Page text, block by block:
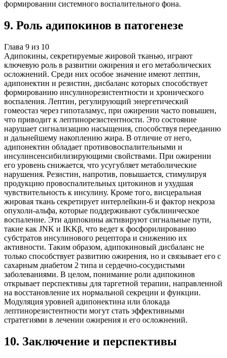
формировании системного воспалительного фона.
9. Роль адипокинов в патогенезе
Глава 9 из 10
Адипокины, секретируемые жировой тканью, играют
ключевую роль в развитии ожирения и его метаболических
осложнений. Среди них особое значение имеют лептин,
адипонектин и резистин, дисбаланс которых способствует
формированию инсулинорезистентности и хронического
воспаления. Лептин, регулирующий энергетический
гомеостаз через гипоталамус, при ожирении часто повышен,
что приводит к лептинорезистентности. Это состояние
нарушает сигнализацию насыщения, способствуя перееданию
и дальнейшему накоплению жира. В отличие от него,
адипонектин обладает противовоспалительными и
инсулинсенсибилизирующими свойствами. При ожирении
его уровень снижается, что усугубляет метаболические
нарушения. Резистин, напротив, повышается, стимулируя
продукцию провоспалительных цитокинов и ухудшая
чувствительность к инсулину. Кроме того, висцеральная
жировая ткань секретирует интерлейкин-6 и фактор некроза
опухоли-альфа, которые поддерживают субклиническое
воспаление. Эти адипокины активируют сигнальные пути,
такие как JNK и IKKβ, что ведет к фосфорилированию
субстратов инсулинового рецептора и снижению их
активности. Таким образом, адипокиновый дисбаланс не
только способствует развитию ожирения, но и связывает его с
сахарным диабетом 2 типа и сердечно-сосудистыми
заболеваниями. В целом, понимание роли адипокинов
открывает перспективы для таргетной терапии, направленной
на восстановление их нормальной секреции и функции.
Модуляция уровней адипонектина или блокада
лептинорезистентности могут стать эффективными
стратегиями в лечении ожирения и его осложнений.
10. Заключение и перспективы